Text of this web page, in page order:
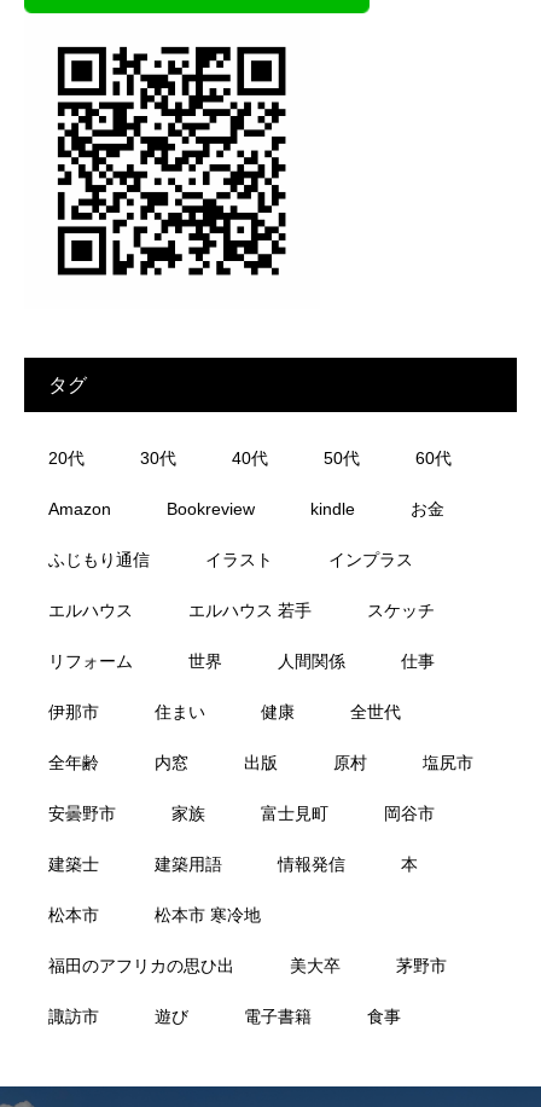
タグ
20代 30代 40代 50代 60代
Amazon Bookreview kindle お金
ふじもり通信 イラスト インプラス
エルハウス エルハウス 若手 スケッチ
リフォーム 世界 人間関係 仕事
伊那市 住まい 健康 全世代
全年齢 内窓 出版 原村 塩尻市
安曇野市 家族 富士見町 岡谷市
建築士 建築用語 情報発信 本
松本市 松本市 寒冷地
福田のアフリカの思ひ出 美大卒 茅野市
諏訪市 遊び 電子書籍 食事